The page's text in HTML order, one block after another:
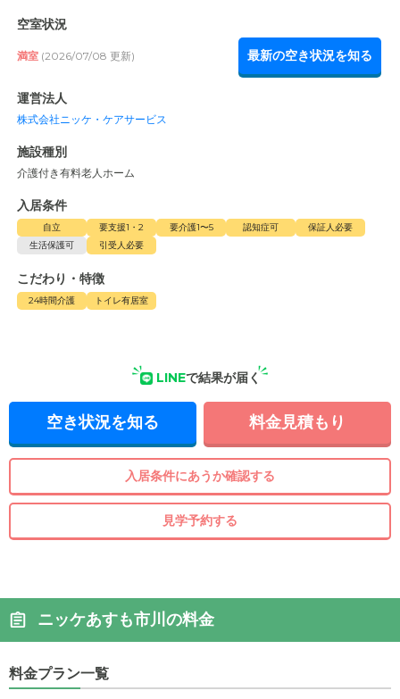
空室状況
満室 (2026/07/08 更新) 最新の空き状況を知る
運営法人
株式会社ニッケ・ケアサービス
施設種別
介護付き有料老人ホーム
入居条件
自立 要支援1・2 要介護1〜5 認知症可
保証人必要
生活保護可
引受人必要
こだわり・特徴
24時間介護 トイレ有居室
LINEで結果が届く
空き状況を知る 料金見積もり
入居条件にあうか確認する
見学予約する
ニッケあすも市川の料金
料金プラン一覧